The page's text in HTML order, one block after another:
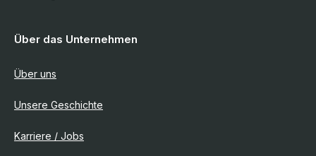
Über das Unternehmen
Über uns
Unsere Geschichte
Karriere / Jobs